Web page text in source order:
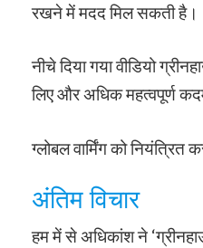
रखने में मदद मिल सकती है।
नीचे दिया गया वीडियो
लिए और अधिक महत्वपूर्ण
ग्लोबल वार्मिंग को
अंतिम विचार
हम में से अधिकांश ने